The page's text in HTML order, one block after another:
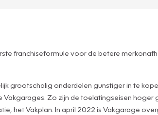
franchiseformule voor de betere
grootschalig onderdelen gunstiger in te
Zo zijn de toelatingseisen hoger
het Vakplan. In april 2022 is Vakgarage